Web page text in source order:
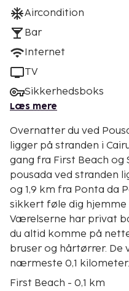
Aircondition
Bar
Internet
TV
Sikkerhedsboks
Læs mere
Overnatter du ved
ligger på stranden i
gang fra First Beach og
pousada ved stranden
og 1,9 km fra Ponta da
sikkert føle dig
Værelserne har privat
du altid komme på
bruser og hårtørrer. De
nærmeste 0,1 kilometer.
First Beach - 0,1 km